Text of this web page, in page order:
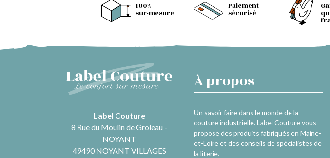
100%
sur-mesure
Paiement
sécurisé
Label Couture
8 Rue du Moulin de Groleau -
NOYANT
49490 NOYANT VILLAGES
À propos
Un savoir faire dans le monde de la
couture industrielle. Label Couture vous
propose des produits fabriqués en Maine-
et-Loire et des conseils de spécialistes de
la literie.